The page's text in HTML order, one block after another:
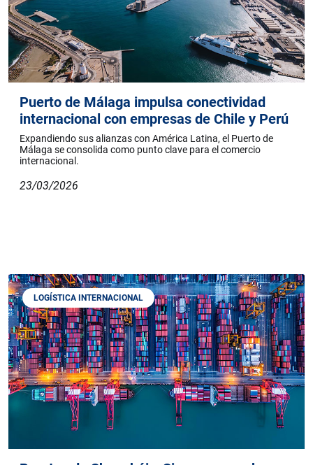
Puerto de Málaga impulsa conectividad
internacional con empresas de Chile y Perú
Expandiendo sus alianzas con América Latina, el Puerto de
Málaga se consolida como punto clave para el comercio
internacional.
23/03/2026
LOGÍSTICA INTERNACIONAL